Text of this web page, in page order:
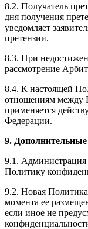
8.2. Получатель
дня получения
уведомляет
претензии.
8.3. При
рассмотрение
8.4. К настоящей
отношениям между
применяется
Федерации.
9.
9.1. Администрация
Политику
9.2. Новая
момента ее
если иное не